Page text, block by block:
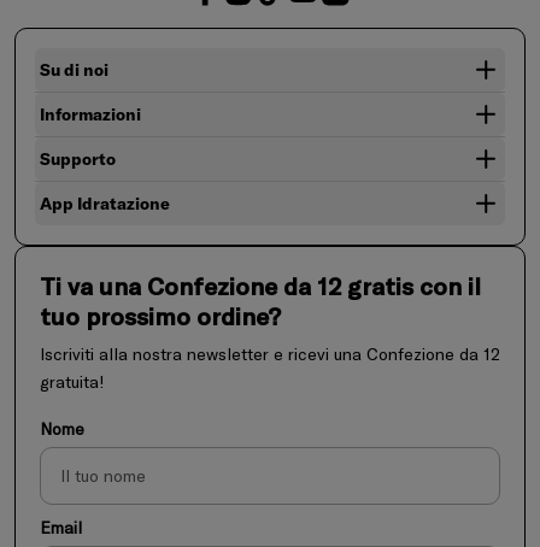
Su di noi
Informazioni
Supporto
App Idratazione
Ti va una Confezione da 12 gratis con il
tuo prossimo ordine?
Iscriviti alla nostra newsletter e ricevi una Confezione da 12
gratuita!
Nome
Email